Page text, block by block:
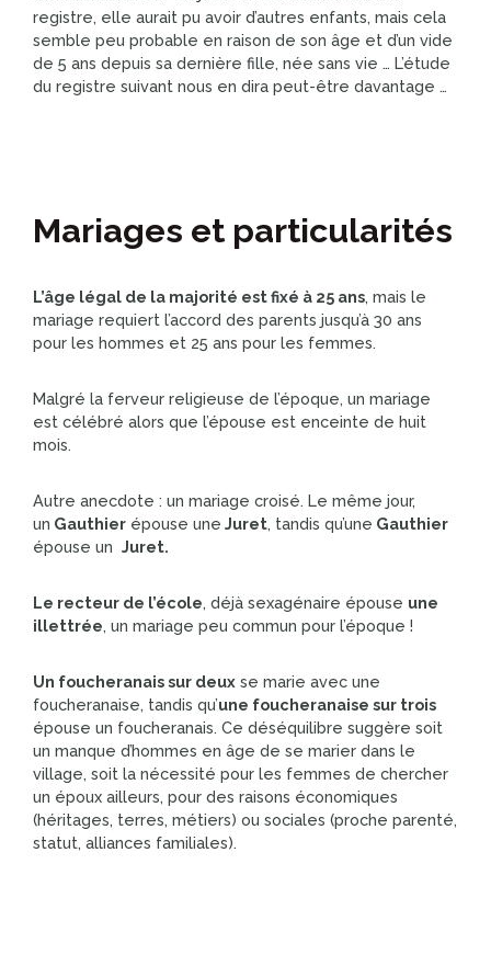
registre, elle aurait pu avoir d’autres enfants, mais cela
semble peu probable en raison de son âge et d’un vide
de 5 ans depuis sa dernière fille, née sans vie … L’étude
du registre suivant nous en dira peut-être davantage …
Mariages et particularités
L’âge légal de la majorité est fixé à 25 ans, mais le
mariage requiert l’accord des parents jusqu’à 30 ans
pour les hommes et 25 ans pour les femmes.
Malgré la ferveur religieuse de l’époque, un mariage
est célébré alors que l’épouse est enceinte de huit
mois.
Autre anecdote : un mariage croisé. Le même jour,
un Gauthier épouse une Juret, tandis qu’une Gauthier
épouse un Juret.
Le recteur de l’école, déjà sexagénaire épouse une
illettrée, un mariage peu commun pour l’époque !
Un foucheranais sur deux se marie avec une
foucheranaise, tandis qu’une foucheranaise sur trois
épouse un foucheranais. Ce déséquilibre suggère soit
un manque d’hommes en âge de se marier dans le
village, soit la nécessité pour les femmes de chercher
un époux ailleurs, pour des raisons économiques
(héritages, terres, métiers) ou sociales (proche parenté,
statut, alliances familiales).